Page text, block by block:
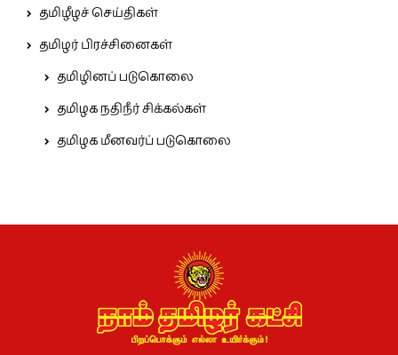
தமிழீழச் செய்திகள்
தமிழர் பிரச்சினைகள்
தமிழினப் படுகொலை
தமிழக நதிநீர் சிக்கல்கள்
தமிழக மீனவர்ப் படுகொலை